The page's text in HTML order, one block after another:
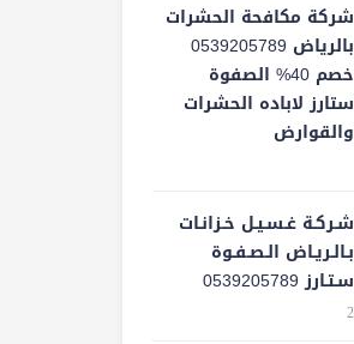
شركة مكافحة الحشرات
بالرياض 0539205789
خصم 40% الصفوة
ستارز لاباده الحشرات
والقوارض
شـركـة غـسـيـل خـزانـات
بـالـريـاض الـصـفـوة
سـتـارز 0539205789